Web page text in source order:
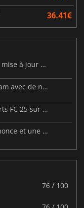
36.41€
EA Sports FC 25 reçoit sa plus grande mise à jour de gameplay
EA Sports FC 25 améliore Ultimate Team avec de nouvelles fonctionnalités
La configuration requise pour EA Sports FC 25 sur PC a été dévoilée.
EA Sports FC 25 reçoit une bande-annonce et une date de sortie
76 / 100